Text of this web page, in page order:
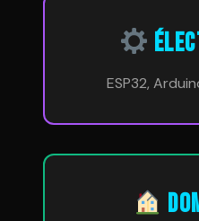
ESP32,